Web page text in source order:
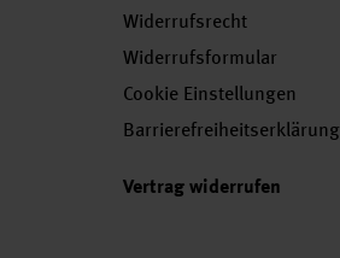
Widerrufsrecht
Widerrufsformular
Cookie Einstellungen
Barrierefreiheitserklärung
Vertrag widerrufen